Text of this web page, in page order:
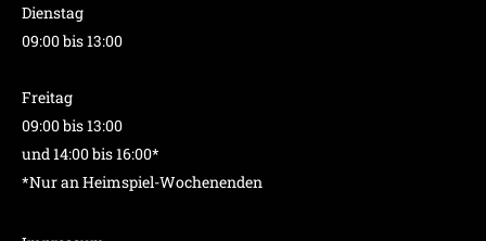
Dienstag
09:00 bis 13:00
Freitag
09:00 bis 13:00
und 14:00 bis 16:00*
*Nur an Heimspiel-Wochenenden